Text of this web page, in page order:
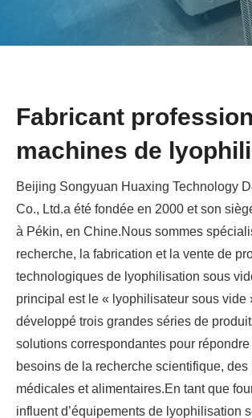
Fabricant
machines de
Beijing Songyuan Huaxing Technology
Co., Ltd.a été fondée en 2000 et son
à Pékin, en Chine.Nous sommes
recherche, la fabrication et la vente de
technologiques de lyophilisation sous
principal est le « lyophilisateur sous vide
développé trois grandes séries de
solutions correspondantes pour
besoins de la recherche scientifique, des
médicales et alimentaires.En tant que
influent d’équipements de lyophilisation